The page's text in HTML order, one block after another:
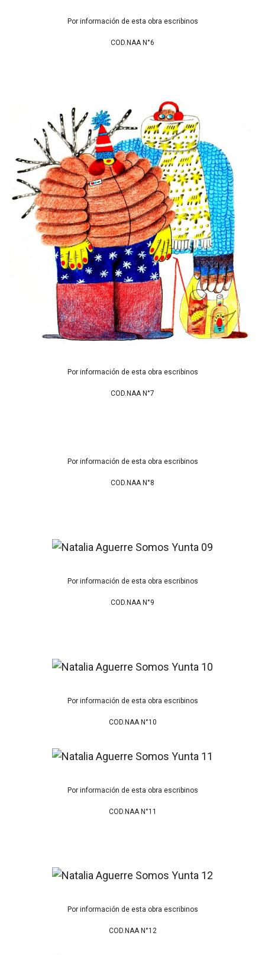
Por información de esta obra escribinos
COD.NAA N°6
Por información de esta obra escribinos
COD.NAA N°7
Por información de esta obra escribinos
COD.NAA N°8
Por información de esta obra escribinos
COD.NAA N°9
Por información de esta obra escribinos
COD.NAA N°10
Por información de esta obra escribinos
COD.NAA N°11
Por información de esta obra escribinos
COD.NAA N°12